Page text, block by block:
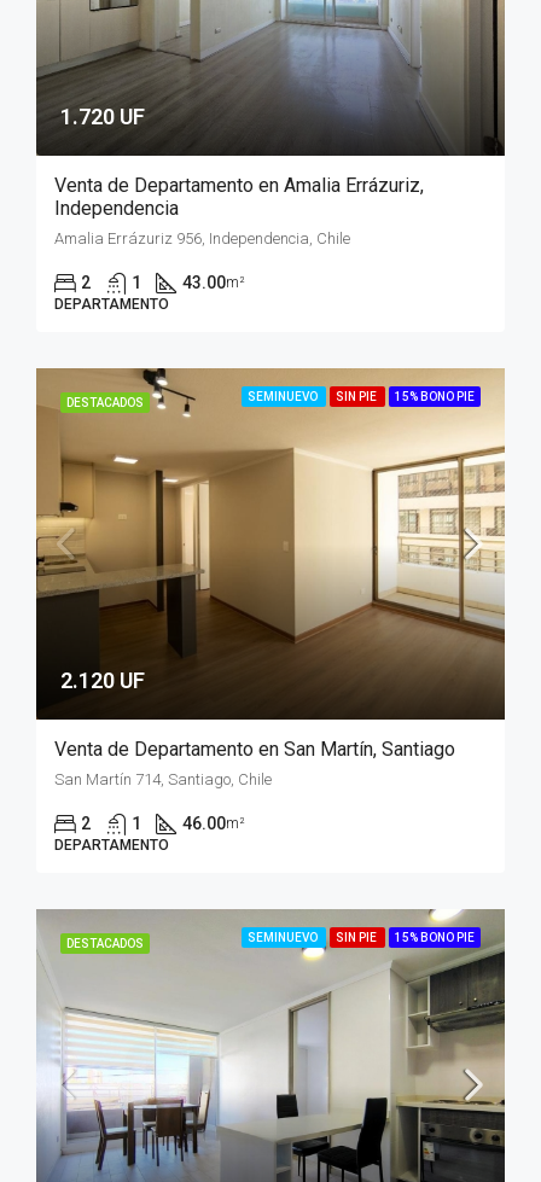
1.720 UF
Venta de Departamento en Amalia Errázuriz,
Independencia
Amalia Errázuriz 956, Independencia, Chile
2 1 43.00m²
DEPARTAMENTO
DESTACADOS SEMINUEVO SIN PIE 15% BONO PIE
2.120 UF
Venta de Departamento en San Martín, Santiago
San Martín 714, Santiago, Chile
2 1 46.00m²
DEPARTAMENTO
DESTACADOS SEMINUEVO SIN PIE 15% BONO PIE